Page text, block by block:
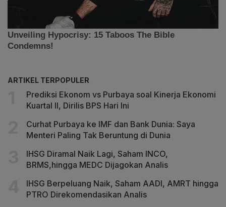
ARTIKEL TERPOPULER
Prediksi Ekonom vs Purbaya soal Kinerja Ekonomi
Kuartal II, Dirilis BPS Hari Ini
Curhat Purbaya ke IMF dan Bank Dunia: Saya
Menteri Paling Tak Beruntung di Dunia
IHSG Diramal Naik Lagi, Saham INCO,
BRMS,hingga MEDC Dijagokan Analis
IHSG Berpeluang Naik, Saham AADI, AMRT hingga
PTRO Direkomendasikan Analis